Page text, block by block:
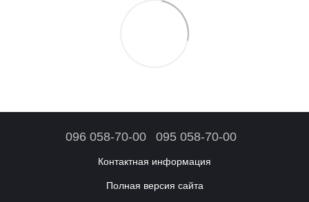
096 058-70-00 095 058-70-00
Контактная информация
Полная версия сайта